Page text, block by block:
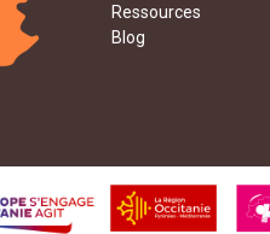
Ressources
Blog